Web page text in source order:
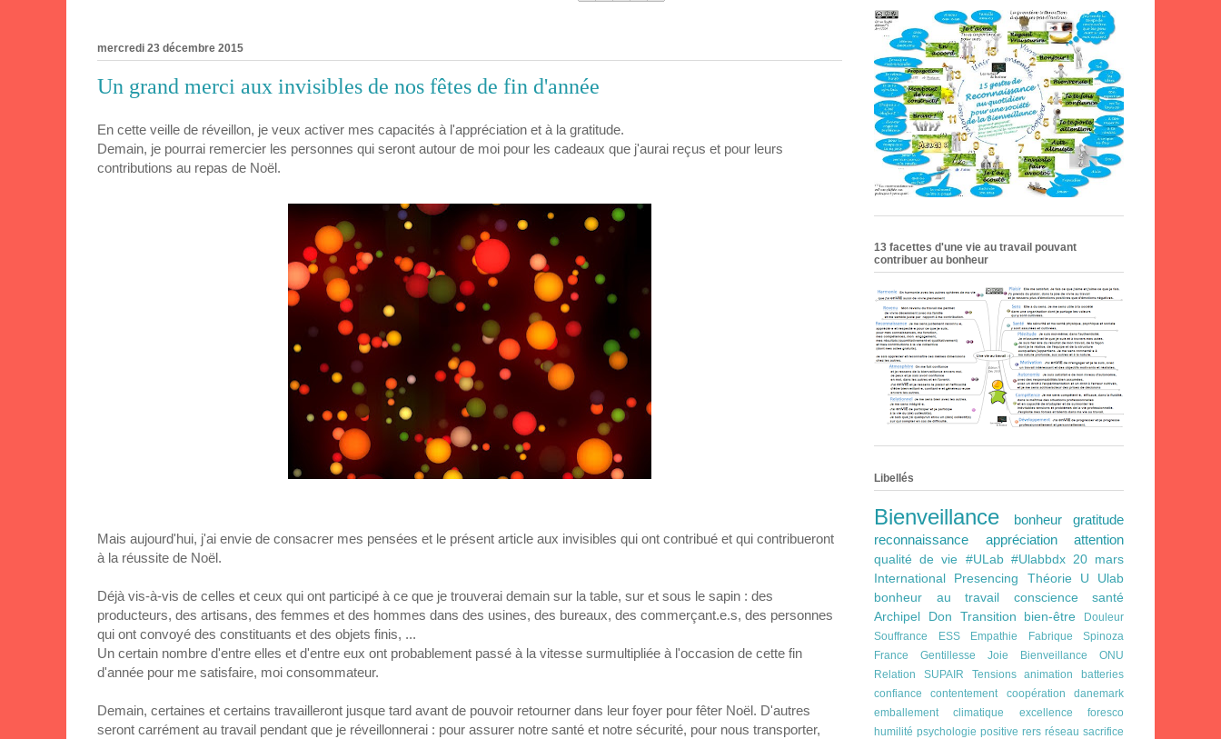
mercredi 23 décembre 2015
Un grand merci aux invisibles de nos fêtes de fin d'année
En cette veille de réveillon, je veux activer mes capacités à l'appréciation et à la gratitude.
Demain, je pourrai remercier les personnes qui seront autour de moi pour les cadeaux que j'aurai reçus et pour leurs
contributions au repas de Noël.
Mais aujourd'hui, j'ai envie de consacrer mes pensées et le présent article aux invisibles qui ont contribué et qui contribueront
à la réussite de Noël.
Déjà vis-à-vis de celles et ceux qui ont participé à ce que je trouverai demain sur la table, sur et sous le sapin : des
producteurs, des artisans, des femmes et des hommes dans des usines, des bureaux, des commerçant.e.s, des personnes
qui ont convoyé des constituants et des objets finis, ...
Un certain nombre d'entre elles et d'entre eux ont probablement passé à la vitesse surmultipliée à l'occasion de cette fin
d'année pour me satisfaire, moi consommateur.
Demain, certaines et certains travailleront jusque tard avant de pouvoir retourner dans leur foyer pour fêter Noël. D'autres
seront carrément au travail pendant que je réveillonnerai : pour assurer notre santé et notre sécurité, pour nous transporter,
13 facettes d'une vie au travail pouvant
contribuer au bonheur
Libellés
Bienveillance bonheur
gratitude
reconnaissance
appréciation attention
qualité de vie #ULab #Ulabbdx
20 mars
International
Presencing Théorie U
Ulab
bonheur au travail
conscience
santé
Archipel
Don Transition bien-être
Douleur
Souffrance
ESS Empathie
Fabrique Spinoza
France
Gentillesse Joie Bienveillance
ONU
Relation
SUPAIR Tensions animation
batteries
confiance
contentement coopération
danemark
emballement climatique
excellence
foresco
humilité psychologie positive rers réseau sacrifice